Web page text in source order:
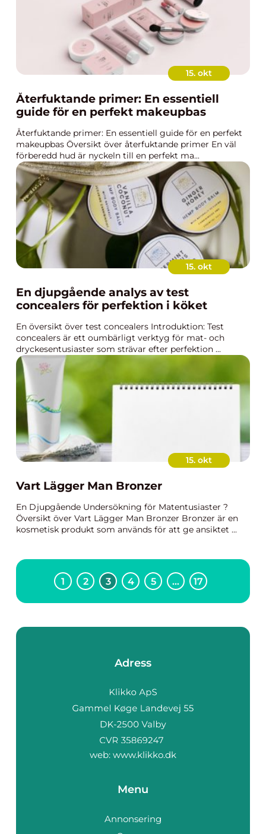
15. okt
Återfuktande primer: En essentiell
guide för en perfekt makeupbas
Återfuktande primer: En essentiell guide för en perfekt
makeupbas Översikt över återfuktande primer En väl
förberedd hud är nyckeln till en perfekt ma...
15. okt
En djupgående analys av test
concealers för perfektion i köket
En översikt över test concealers Introduktion: Test
concealers är ett oumbärligt verktyg för mat- och
dryckesentusiaster som strävar efter perfektion ...
15. okt
Vart Lägger Man Bronzer
En Djupgående Undersökning för Matentusiaster ?
Översikt över Vart Lägger Man Bronzer Bronzer är en
kosmetisk produkt som används för att ge ansiktet ...
1 2 3 4 5 … 17
Adress
web: www.klikko.dk
Menu
Annonsering